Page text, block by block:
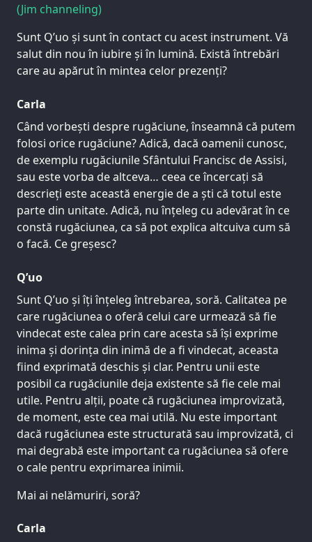
(Jim channeling)
Sunt Q’uo și sunt în contact cu acest instrument. Vă
salut din nou în iubire și în lumină. Există întrebări
care au apărut în mintea celor prezenți?
Carla
Când vorbești despre rugăciune, înseamnă că putem
folosi orice rugăciune? Adică, dacă oamenii cunosc,
de exemplu rugăciunile Sfântului Francisc de Assisi,
sau este vorba de altceva… ceea ce încercați să
descrieți este această energie de a ști că totul este
parte din unitate. Adică, nu înțeleg cu adevărat în ce
constă rugăciunea, ca să pot explica altcuiva cum să
o facă. Ce greșesc?
Q’uo
Sunt Q’uo și îți înțeleg întrebarea, soră. Calitatea pe
care rugăciunea o oferă celui care urmează să fie
vindecat este calea prin care acesta să își exprime
inima și dorința din inimă de a fi vindecat, aceasta
fiind exprimată deschis și clar. Pentru unii este
posibil ca rugăciunile deja existente să fie cele mai
utile. Pentru alții, poate că rugăciunea improvizată,
de moment, este cea mai utilă. Nu este important
dacă rugăciunea este structurată sau improvizată, ci
mai degrabă este important ca rugăciunea să ofere
o cale pentru exprimarea inimii.
Mai ai nelămuriri, soră?
Carla